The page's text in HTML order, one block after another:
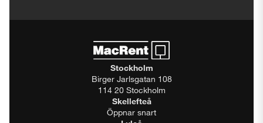
Stockholm
Birger Jarlsgatan 108
114 20 Stockholm
Skellefteå
Öppnar snart